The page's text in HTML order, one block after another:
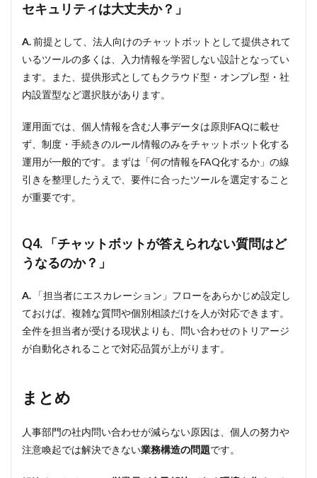
セキュリティは大丈夫か？」
A.前提として、法人向けのチャットボットとして提供されて
いるツールの多くは、入力情報を学習しない設計となってい
ます。また、提供形式としてもクラウド型・オンプレ型・社
内設置型など選択肢があります。
運用面では、個人情報を含む人事データは原則FAQに載せ
ず、制度・手続きのルール情報のみをチャットボット化する
運用が一般的です。まずは「何の情報をFAQ化するか」の線
引きを整理したうえで、要件に合ったツールを選定すること
が重要です。
Q4. 「チャットボットが答えられない質問はど
うなるのか？」
A. 「担当者にエスカレーション」フローをあらかじめ設定し
ておけば、複雑な質問や個別相談だけを人が対応できます。
全件を担当者が受ける現状よりも、問い合わせのトリアージ
が自動化されることで対応品質が上がります。
まとめ
人事部門の社内問い合わせが減らない原因は、個人の努力や
注意喚起では解決できない業務構造の問題です。